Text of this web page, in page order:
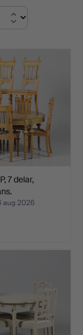
7 delar,
aug 2026